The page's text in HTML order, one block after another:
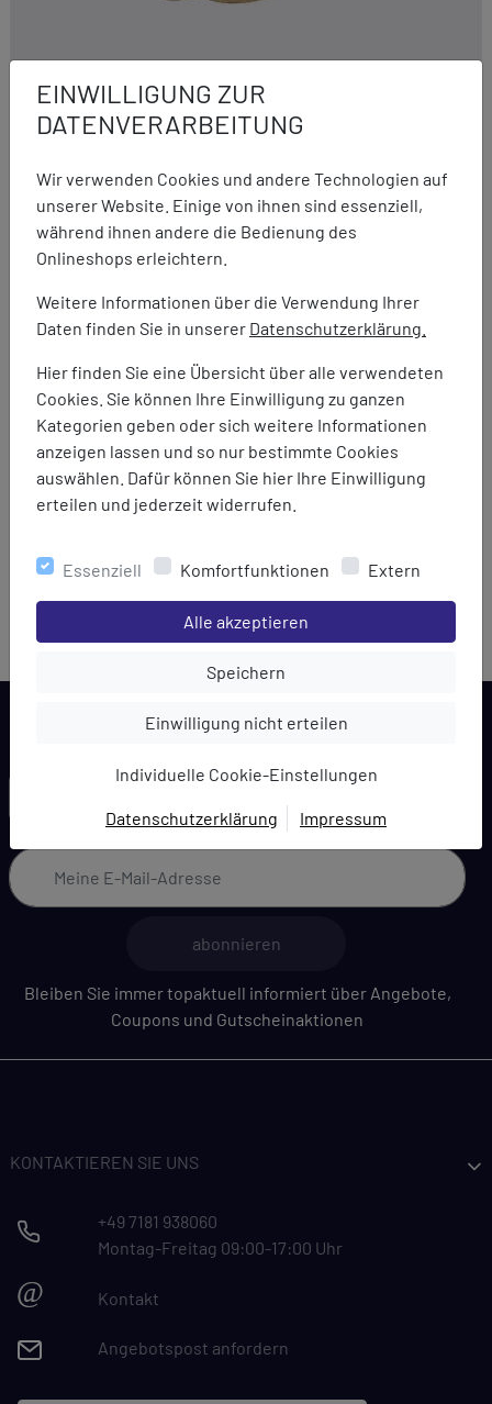
EINWILLIGUNG ZUR
DATENVERARBEITUNG
Wir verwenden Cookies und andere Technologien auf
unserer Website. Einige von ihnen sind essenziell,
während ihnen andere die Bedienung des
Onlineshops erleichtern.
Weitere Informationen über die Verwendung Ihrer
Daten finden Sie in unserer Datenschutzerklärung.
Hier finden Sie eine Übersicht über alle verwendeten
Cookies. Sie können Ihre Einwilligung zu ganzen
Kategorien geben oder sich weitere Informationen
anzeigen lassen und so nur bestimmte Cookies
auswählen. Dafür können Sie hier Ihre Einwilligung
erteilen und jederzeit widerrufen.
Essenziell Komfortfunktionen Extern
Einstellungen speichern für die Gruppe
Alle akzeptieren
Einstellungen speichern für die
Speichern
Einstellungen speichern für die Gruppe
Einwilligung nicht erteilen
Individuelle Cookie-Einstellungen
Datenschutzerklärung Impressum
EINWILLIGUNG ZUR
DATENVERARBEITUNG
Hier finden Sie eine Übersicht über alle verwendeten
Cookies. Sie können Ihre Zustimmung zu ganzen
anzeigen lassen und so nur bestimmte Cookies
auswählen.
Essenzielle Cookies ermöglichen grundlegende
Funktionen und sind für die einwandfreie
KOMFORTFUNKTIONEN
Scippis
19,95 €
79,95 €
LARCA NEWSLETTER
abonnieren
Bleiben Sie immer topaktuell informiert über Angebote,
Coupons und Gutscheinaktionen
KONTAKTIEREN SIE UNS
+49 7181 938060
Montag-Freitag 09:00-17:00 Uhr
@ Kontakt
Angebotspost anfordern